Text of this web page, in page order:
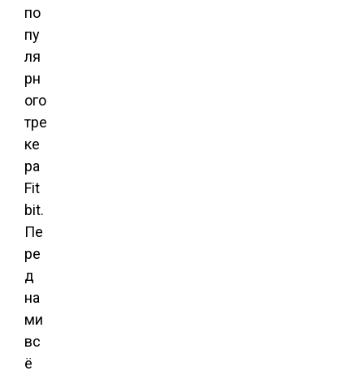
по
пу
ля
рн
ого
тре
ке
ра
Fit
bit.
Пе
ре
д
на
ми
вс
ё